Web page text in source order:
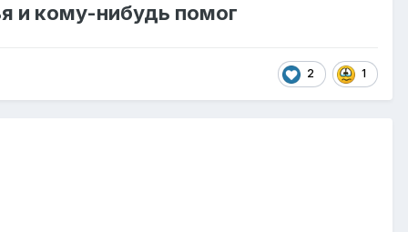
и кому-нибудь помог
2 1